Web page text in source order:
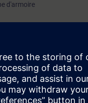
d'armoire
sur :
tension, fréquence et